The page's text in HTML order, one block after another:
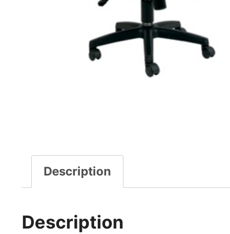
Description
Description